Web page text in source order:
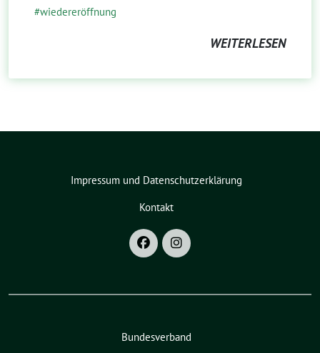
wiedereröffnung
WEITERLESEN
Impressum und Datenschutzerklärung
Kontakt
Bundesverband